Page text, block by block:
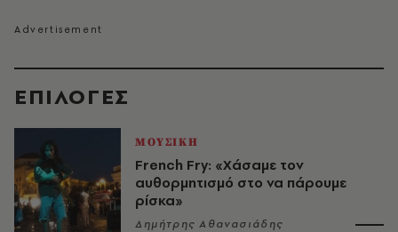
EΠΙΛΟΓΈΣ
ΜΟΥΣΙΚΗ
French Fry: «Χάσαμε τον
αυθορμητισμό στο να πάρουμε
ρίσκα»
Δημήτρης Αθανασιάδης